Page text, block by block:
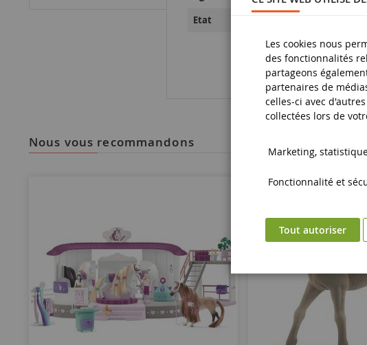
Etat
nous vous recommandons
Les cookies nous
des fonctionnalités
partageons
partenaires de
celles-ci avec
collectées lors de
Marketing,
Fonctionnalité et
Tout autoriser